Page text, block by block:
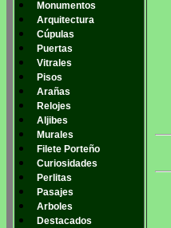
Monumentos
Arquitectura
Cúpulas
Puertas
Vitrales
Pisos
Arañas
Relojes
Aljibes
Murales
Filete Porteño
Curiosidades
Perlitas
Pasajes
Arboles
Destacados